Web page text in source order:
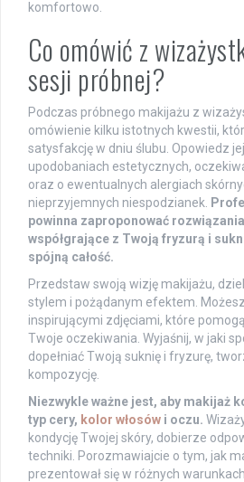
komfortowo.
Co omówić z
sesji próbnej?
Podczas próbnego makijażu z
omówienie kilku istotnych kwestii,
satysfakcję w dniu ślubu. Opowiedz
upodobaniach estetycznych,
oraz o ewentualnych alergiach
nieprzyjemnych niespodzianek.
powinna zaproponować
współgrające z Twoją fryzurą i
spójną całość.
Przedstaw swoją wizję makijażu,
stylem i pożądanym efektem.
inspirującymi zdjęciami, które
Twoje oczekiwania. Wyjaśnij, w jaki
dopełniać Twoją suknię i fryzurę,
kompozycję.
Niezwykle ważne jest, aby makijaż
typ cery, kolor włosów i oczu.
kondycję Twojej skóry, dobierze
techniki. Porozmawiajcie o tym, jak
prezentował się w różnych